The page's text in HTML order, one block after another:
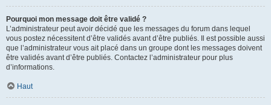
Pourquoi mon message doit être validé ?
L’administrateur peut avoir décidé que les messages du forum dans lequel
vous postez nécessitent d’être validés avant d’être publiés. Il est possible aussi
que l’administrateur vous ait placé dans un groupe dont les messages doivent
être validés avant d’être publiés. Contactez l’administrateur pour plus
d’informations.
Haut